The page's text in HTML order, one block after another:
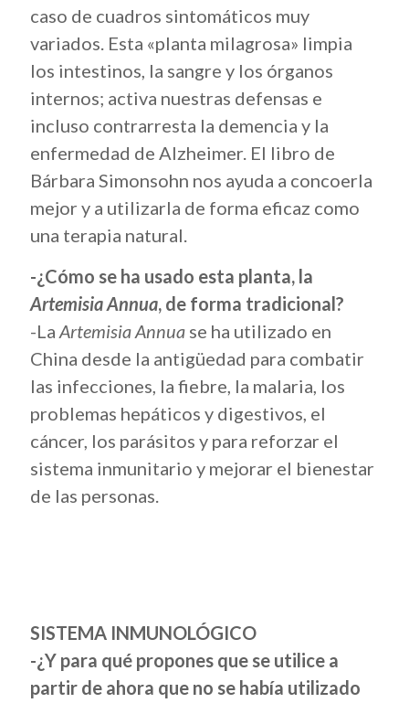
caso de cuadros sintomáticos muy
variados. Esta «planta milagrosa» limpia
los intestinos, la sangre y los órganos
internos; activa nuestras defensas e
incluso contrarresta la demencia y la
enfermedad de Alzheimer. El libro de
Bárbara Simonsohn nos ayuda a concoerla
mejor y a utilizarla de forma eficaz como
una terapia natural.
-¿Cómo se ha usado esta planta, la
Artemisia Annua, de forma tradicional?
-La Artemisia Annua se ha utilizado en
China desde la antigüedad para combatir
las infecciones, la fiebre, la malaria, los
problemas hepáticos y digestivos, el
cáncer, los parásitos y para reforzar el
sistema inmunitario y mejorar el bienestar
de las personas.
SISTEMA INMUNOLÓGICO
-¿Y para qué propones que se utilice a
partir de ahora que no se había utilizado